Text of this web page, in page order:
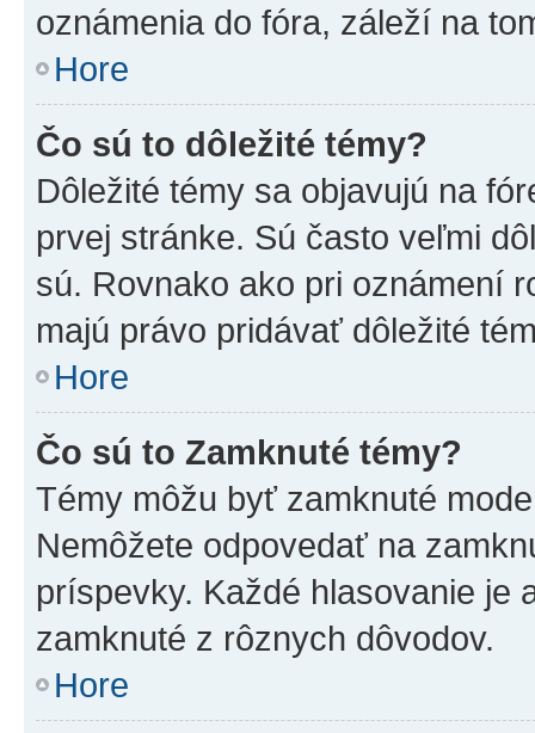
oznámenia do fóra, záleží na
Hore
Čo sú to dôležité témy?
Dôležité témy sa objavujú na
prvej stránke. Sú často veľmi
sú. Rovnako ako pri oznámení
majú právo pridávať dôležité
Hore
Čo sú to Zamknuté témy?
Témy môžu byť zamknuté
Nemôžete odpovedať na
príspevky. Každé hlasovanie je
zamknuté z rôznych dôvodov.
Hore